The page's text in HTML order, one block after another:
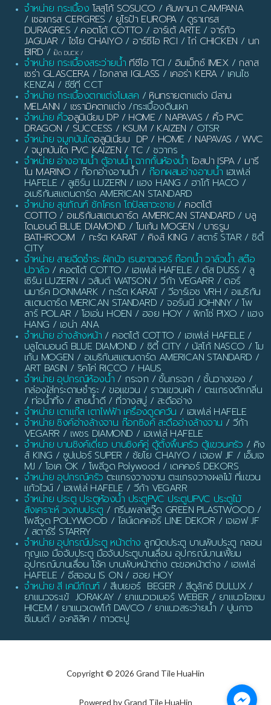
จำหน่าย กระเบื้อง โสสุโก้ SOSUCO / คัมพานา CAMPANA
/ เซอเกรส CERGRES / ยูโรป้า EUROPA/ ดูราเกรส
DURAGRES / คอตโต้ COTTO / อาร์เต้ ARTE /จาร์กัว
JAGUAR / ไชโย CHAIYO / อาร์ซีไอ RCI /ไก่ CHICKEN / นก
BIRD / เป็ด DUCK /
จำหน่าย กระเบื้องสระว่ายน้ำ ทีซีไอ TCI / อิมเม็กซ์ IMEX/ กลาส
เซร่า GLASCERA/ไอกลาส IGLASS / เคอร่า KERA/ เคนไซ
KENZAI / ซีซีที CCT
จำหน่าย กระเบื้องตกแต่งโมเสค / หินทรายตกแต่ง มีลาน
MELANN / เซรามิคตกแต่ง /กระเบื้องดินเผา
จำหน่าย คิ้วอลูมิเนียม DP / HOME / NAPAVAS / คิ้ว PVC
DRAGON / SUCCESS / KSUM / KAIZEN / OTSR
จำหน่าย จมูกบันไดอลูมิเนียม DP / HOME / NAPAVAS / WVC
/ จมูกบันได PVC KAIZEN / TC / ชวากร
จำหน่าย อ่างอาบน้ำ ตู้อาบน้ำ ฉากกั้นห้องน้ำ ไอสปา ISPA / มารี
โน MARINO / ก๊อกอ่างอาบน้ำ / ก๊อกผสมอ่างอาบน้ำ เฮเฟเล่
HAFELE / ลูเซิร์น LUZERN / แฮง HANG / ฮาโก้ HACO /
อเมริกันสแตนดาร์ด AMERICAN STANDARD
จำหน่าย สุขภัณฑ์ ชักโครก โถปัสสาวะชาย / คอตโต้
COTTO / อเมริกันสแตนดาร์ด AMERICAN STANDARD / บลู
ไดมอนด์ BLUE DIAMOND / โมเก้น MOGEN / บาธรูม
BATHROOM / กะรัต KARAT/ คิงส์ KING / สตาร์ STAR / ซิตี้
CITY
จำหน่าย สายฉีดชำระ ฝักบัว เรนชาวเวอร์ ก๊อกน้ำ วาล์วน้ำ สต๊อ
ปวาล์ว / คอตโต้ COTTO / เฮเฟเล่ HAFELE / ดัส DUSS / ลู
เซิร์น LUZERN / วสันต์ WATSON / วีก้า VEGARR / ดอร์
นมาร์ค DONMARK / กะรัต KARAT / วีอาร์เอช VRH / อเมริกัน
สแตนดาร์ด MERICAN STANDARD / จอร์นนี JOHNNY / โพ
ลาร์ POLAR / โฮเอ่น HOEN / ฮอย HOY / พิกโซ่ PIXO / แฮง
HANG / เอน่า ANA
จำหน่าย อ่างล้างหน้า / คอตโต้ COTTO / เฮเฟเล่ HAFELE /
บลูไดมอนด์ BLUE DIAMOND / ซิตี้ CITY / นัสโก้ NASCO / โม
เก้น MOGEN / อเมริกันสแตนดาร์ด AMERICAN STANDARD /
ART BASIN / ริคโค่ RICCO / HAUS
จำหน่าย อุปกรณ์ห้องน้ำ / กระจก / ชั้นกระจก / ชั้นวางของ /
กล่องใส่กระดาษชำระ / ขอแขวน / ราวแขวนผ้า / ตะแกรงดักกลิ่น
/ ท่อน้ำทิ้ง / สายน้ำดี / ที่วางสบู่ / สะดืออ่าง
จำหน่าย เตาแก๊ส เตาไฟฟ้า เครื่องดูดควัน / เฮเฟเล่ HAFELE
จำหน่าย ซิงค์อ่างล้างจาน ก๊อกซิงค์ สะดืออ่างล้างจาน / วีก้า
VEGARR / เพชร DIAMOND / เฮเฟเล่ HAFELE
จำหน่าย บานซิงค์เดี่ยว บานซิงค์คู่ ตู้ตั้งพื้นครัว ตู้แขวนครัว / คิง
ส์ KING / ซูปเปอร์ SUPER / ชัยโย CHAIYO / เจเอฟ JF / เอ็มเจ
MJ / โอเค OK / โพลีวูด Polywood / เดคคอร์ DEKORS
จำหน่าย อุปกรณ์ครัว ตะแกรงวางจาน ตะแกรงวางผลไม้ ที่แขวน
แก้วไวน์ / เฮเฟเล่ HAFELE / วีก้า VEGARR
จำหน่าย ประตู ประตูห้องน้ำ ประตูPVC ประตูUPVC ประตูไม้
สังเคราะห์ วงกบประตู / กรีนพลาสวู๊ด GREEN PLASTWOOD /
โพลีวูด POLYWOOD / ไลน์เดคคอร์ LINE DEKOR / เจเอฟ JF
/ สตาร์รี่ STARRY
จำหน่าย อุปกรณ์ประตู หน้าต่าง ลูกบิดประตู บานพับประตู กลอน
กุญแจ มือจับประตู มือจับประตูบานเลื่อน อุปกรณ์บานเฟี้ยม
อุปกรณ์บานเลื่อน โช้ค บานพับหน้าต่าง ตะขอหน้าต่าง / เฮเฟเล่
HAFELE / อีสออน IS ON / ฮอย HOY
จำหน่าย สี เคมีภัณฑ์/ สีเบเยอร์ BEGER / สีดูลักซ์ DULUX /
ยาแนวจระเข้ JORAKAY / ยาแนวเวเบอร์ WEBER / ยาแนวไฮเซม
HICEM / ยาแนวเดฟโก้ DAVCO / ยาแนวสระว่ายน้ำ / ปูนกาว
ซีเมนต์ / อะคลิลิค / กาวตะปู
Copyright © 2026 Grand Tile HuaHin
Powered by Grand Tile HuaHin